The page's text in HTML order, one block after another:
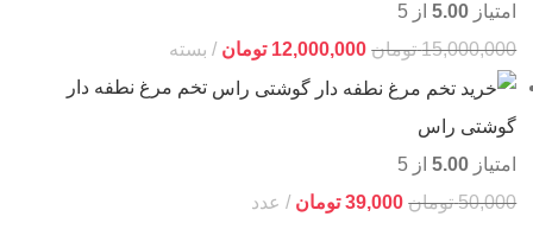
امتیاز 5.00از 5
15,000,000 تومان 12,000,000 تومان
بسته
تخم مرغ نطفه دار
گوشتی راس
امتیاز 5.00از 5
50,000 تومان 39,000 تومان عدد